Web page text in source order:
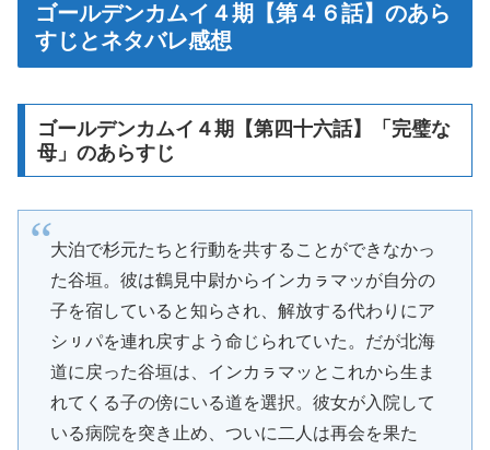
ゴールデンカムイ４期【第４６話】のあら
すじとネタバレ感想
ゴールデンカムイ４期【第四十六話】「完璧な
母」のあらすじ
大泊で杉元たちと行動を共することができなかっ
た谷垣。彼は鶴見中尉からインカㇻマッが自分の
子を宿していると知らされ、解放する代わりにア
シㇼパを連れ戻すよう命じられていた。だが北海
道に戻った谷垣は、インカㇻマッとこれから生ま
れてくる子の傍にいる道を選択。彼女が入院して
いる病院を突き止め、ついに二人は再会を果た